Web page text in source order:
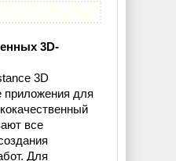
3D-
3D
приложения для
все
Для